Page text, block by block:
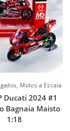
, Motos a Escala
Ducati 2024 #1
Bagnaia Maisto
1:18